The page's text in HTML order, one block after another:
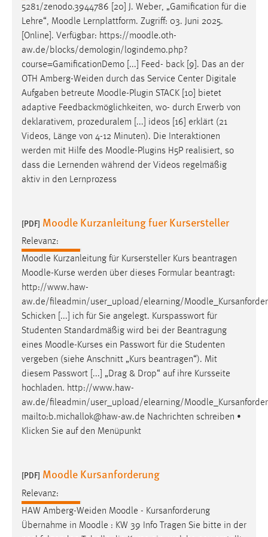
5281/zenodo.3944786 [20] J. Weber, „Gamification für die
Lehre“, Moodle Lernplattform. Zugriff: 03. Juni 2025.
[Online]. Verfügbar: https://moodle.oth-
aw.de/blocks/demologin/logindemo.php?
course=GamificationDemo [...] Feed- back [9]. Das an der
OTH Amberg-Weiden durch das Service Center Digitale
Aufgaben betreute Moodle-Plugin STACK [10] bietet
adaptive Feedbackmöglichkeiten, wo- durch Erwerb von
deklarativem, prozeduralem [...] ideos [16] erklärt (21
Videos, Länge von 4-12 Minuten). Die Interaktionen
werden mit Hilfe des Moodle-Plugins H5P realisiert, so
dass die Lernenden während der Videos regelmäßig
aktiv in den Lernprozess
[PDF] Moodle Kurzanleitung fuer Kursersteller
Relevanz:
Moodle Kurzanleitung für Kursersteller Kurs beantragen
Moodle-Kurse werden über dieses Formular beantragt:
http://www.haw-
aw.de/fileadmin/user_upload/elearning/Moodle
Schicken [...] ich für Sie angelegt. Kurspasswort für
Studenten Standardmäßig wird bei der Beantragung
eines Moodle-Kurses ein Passwort für die Studenten
vergeben (siehe Anschnitt „Kurs beantragen“). Mit
diesem Passwort [...] „Drag & Drop“ auf ihre Kursseite
hochladen. http://www.haw-
aw.de/fileadmin/user_upload/elearning/Moodle
mailto:b.michallok@haw-aw.de Nachrichten schreiben •
Klicken Sie auf den Menüpunkt
[PDF] Moodle Kursanforderung
Relevanz:
HAW Amberg-Weiden Moodle - Kursanforderung
Übernahme in Moodle : KW 39 Info Tragen Sie bitte in der
Name:
Zweck:
Für performante Seitenauslieferung wird in diesem Cookie
gespeichert, ob man eingeloggt ist.
Sprachpräferenz
Name:
site-language-preference
Zweck:
Das Cookie speichert die gewählte Sprache der Website.
30 Tage
Chat
Name:
MibewSessionID, MIBEW_UserID, mibew_locale, mibew-
chat-frame-style-5e9dbeb1811c0446
Zweck:
Wird benötigt um die Chatfunktion nutzen zu können.
Cookie Laufzeit:
MibewSessionID, mibew-chat-frame-style-
5e9dbeb1811c0446 = Sitzungslaufzeit, mibew_locale = 3
Jahre, MIBEW_UserID = 1 Jahr
Login
fe_user, be_user, be_lastLoginProvider
Zweck:
Dieser Cookie ist notwendig um sich an der Website
einloggen zu können.